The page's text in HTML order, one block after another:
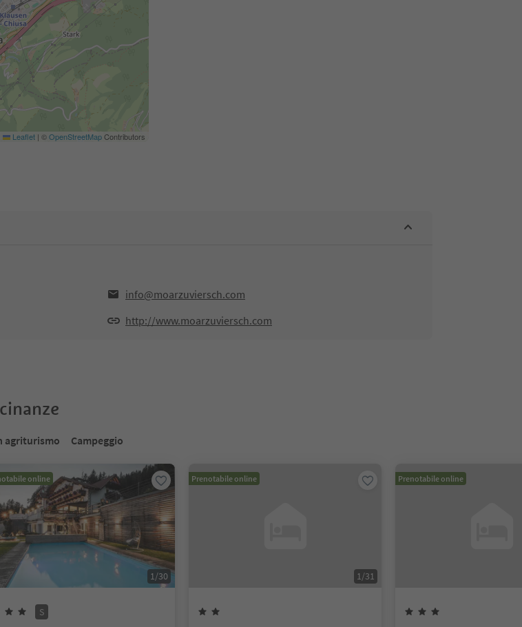
Leaflet | ©OpenStreetMapContributors
info@moarzuviersch.com
http://www.moarzuviersch.com
agriturismo Campeggio
online
1/30
S
Prenotabile online
1/31
Prenotabile online